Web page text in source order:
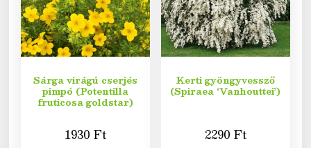
Sárga virágú cserjés
pimpó (Potentilla
fruticosa goldstar)
1930Ft
Kerti gyöngyvessző
(Spiraea ‘Vanhouttei’)
2290 Ft